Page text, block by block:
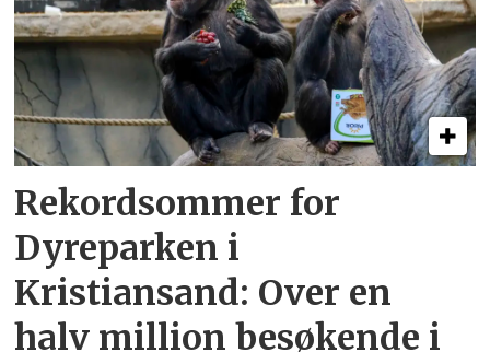
Rekordsommer for
Dyreparken i
Kristiansand: Over en
halv million besøkende i